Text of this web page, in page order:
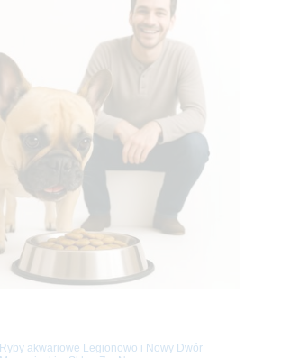
Ryby akwariowe Legionowo i Nowy Dwór